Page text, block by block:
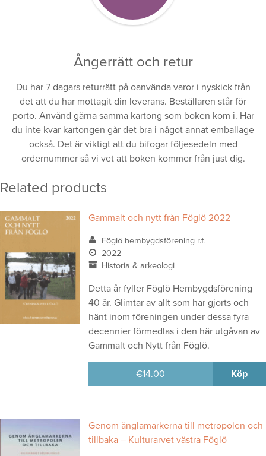
Ångerrätt och retur
Du har 7 dagars returrätt på oanvända varor i nyskick från
det att du har mottagit din leverans. Beställaren står för
porto. Använd gärna samma kartong som boken kom i. Har
du inte kvar kartongen går det bra i något annat emballage
också. Det är viktigt att du bifogar följesedeln med
ordernummer så vi vet att boken kommer från just dig.
Related products
Gammalt och nytt från Föglö 2022
Föglö hembygdsförening r.f.
2022
Historia & arkeologi
Detta år fyller Föglö Hembygdsförening
40 år. Glimtar av allt som har gjorts och
hänt inom föreningen under dessa fyra
decennier förmedlas i den här utgåvan av
Gammalt och Nytt från Föglö.
€14.00 Köp
Genom änglamarkerna till metropolen och
tillbaka – Kulturarvet västra Föglö